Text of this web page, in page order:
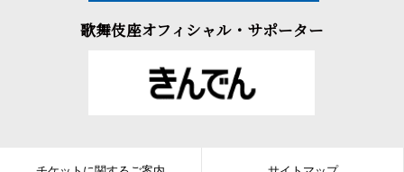
歌舞伎座オフィシャル・サポーター